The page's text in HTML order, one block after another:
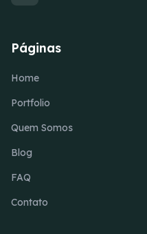
Páginas
Home
Portfolio
Quem Somos
Blog
FAQ
Contato